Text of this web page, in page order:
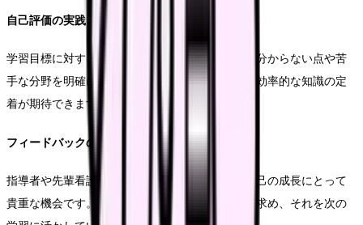
自己評価の実践
学習目標に対する達成度を定期的に確認します。分からない点や苦
手な分野を明確にし、重点的に復習することで、効率的な知識の定
着が期待できます。
フィードバックの活用
指導者や先輩看護師からのフィードバックは、自己の成長にとって
貴重な機会です。具体的なアドバイスを積極的に求め、それを次の